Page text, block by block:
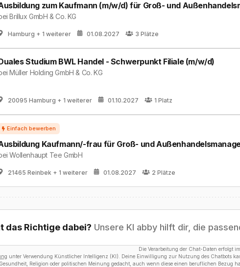
zum Kaufmann (m/w/d) für Groß- und
Brillux GmbH & Co. KG
Hamburg + 1 weiterer 01.08.2027 3 Plätze
Studium BWL Handel - Schwerpunkt Filiale (m/w/d)
Müller Holding GmbH & Co. KG
20095 Hamburg + 1 weiterer 01.10.2027 1 Platz
Kaufmann/-frau für Groß- und
Wollenhaupt Tee GmbH
21465 Reinbek + 1 weiterer 01.08.2027 2 Plätze
das Richtige dabei? Unsere KI abby hilft dir, die
Die Verarbeitung der Chat-Daten erfolgt
unter Verwendung Künstlicher Intelligenz (KI). Deine Einwilligung zur Nutzung des Chatbots
Gesundheit, Religion oder politischen Meinung gedacht, auch wenn diese einen beruflichen Bezug